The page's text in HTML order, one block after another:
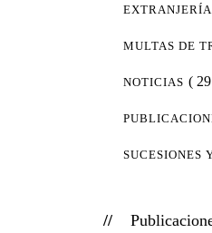
EXTRANJERÍA
MULTAS DE
NOTICIAS (
SUCESIONES